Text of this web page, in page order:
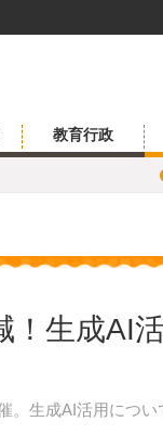
教育行政
！生成AI
生成AI活用につ